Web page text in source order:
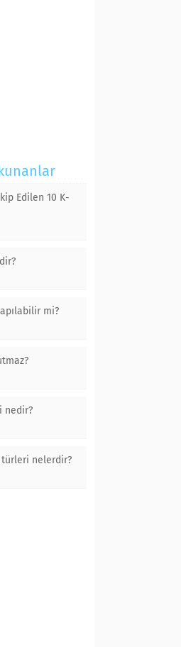
Edilen 10 K-
mi?
nedir?
türleri nelerdir?